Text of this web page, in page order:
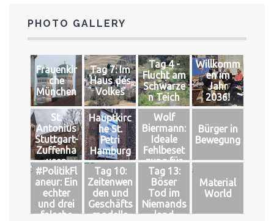
PHOTO GALLERY
Frauenkir
che
München
Tag 7: Im
Haus des
Volkes
Tag 4 -
Flucht am
Schwarze
n Teich
Willkomm
en im
Jahr
2036!
St.
Antonius
Stuttgart-
Zuffenha
usen
Hauptkirc
he St.
Petri
Hamburg
Wolf
Biermann:
Ideale
Fehlbeset
zung für
das große
Glück
Bürger in
Bewegung
#PolitikFl
aneur: Ein
echter
und drei
falsche
Tag 10:
Zeitenwen
den und
Geschäfts
modelle
Tag 13:
Böser
Tod im
Niemands
land
Material
World